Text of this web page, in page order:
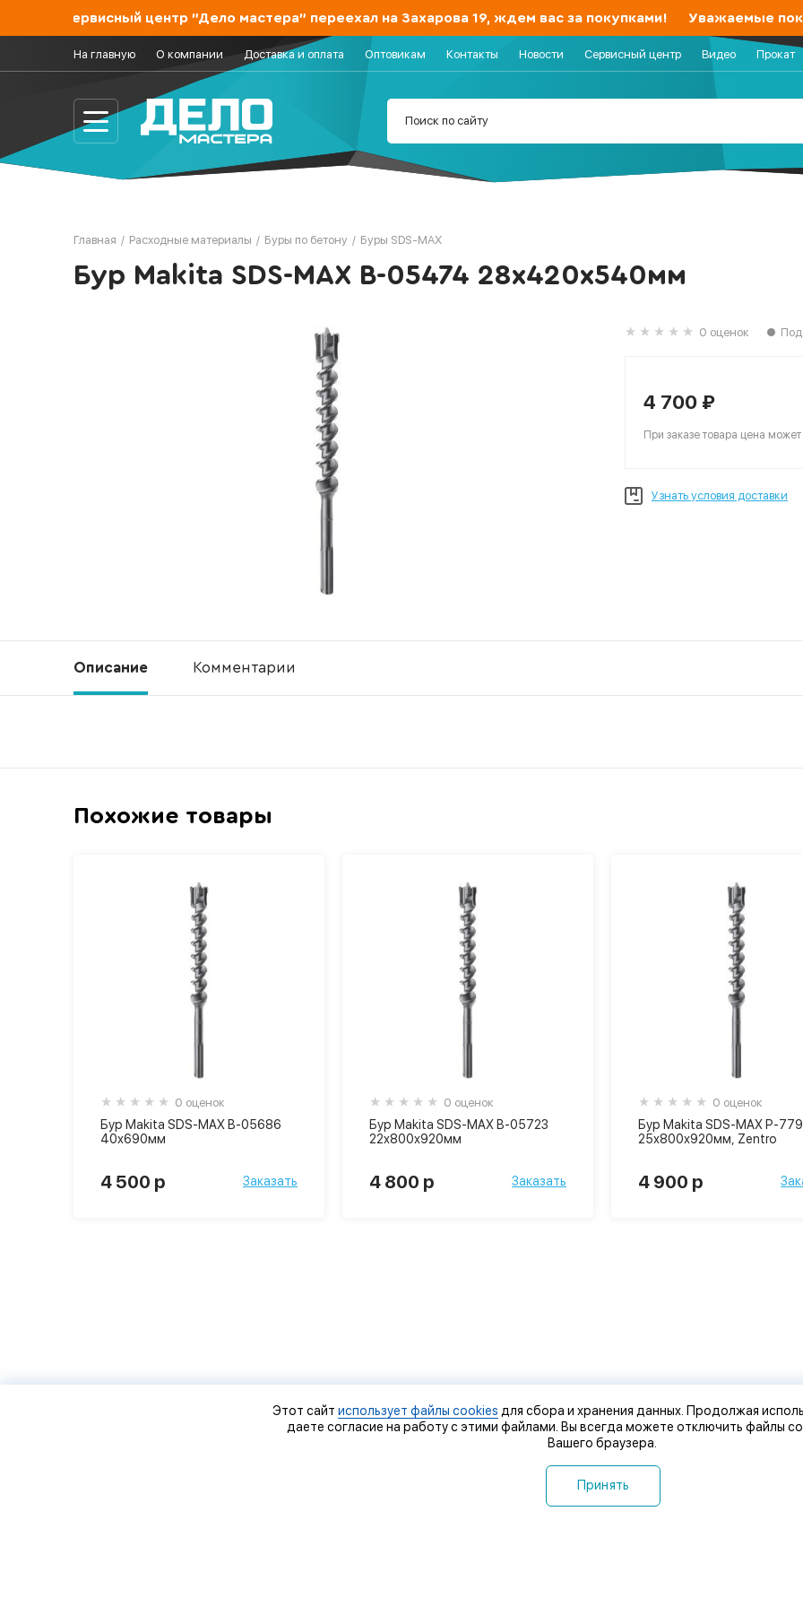
и сервисный центр "Дело мастера" переехал на Захарова 19, ждем вас за покупками! Уважаемые
На главную О компании Доставка и оплата Оптовикам Контакты Новости Сервисный центр Видео Прокат
Главная / Расходные материалы / Буры по бетону / Буры SDS-MAX
Бур Makita SDS-MAX B-05474 28х420х540мм
0 оценок Под
4 700 ₽
При заказе товара цена
Узнать условия доставки
Описание Комментарии
Похожие товары
0 оценок
Бур Makita SDS-MAX B-05686
40х690мм
4 500 р Заказать
0 оценок
Бур Makita SDS-MAX B-05723
22х800х920мм
4 800 р Заказать
0 оценок
Бур Makita SDS-MAX P-
25х800х920мм, Zentro
4 900 р
Этот сайт использует файлы cookies для сбора и хранения данных. Продолжая
даете согласие на работу с этими файлами. Вы всегда можете отключить файлы
Вашего браузера.
Принять